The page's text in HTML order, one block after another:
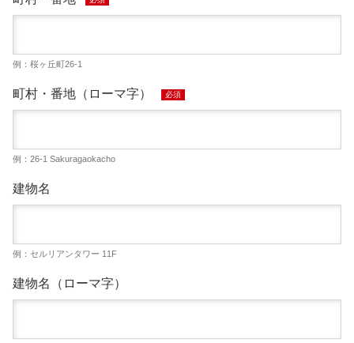
例：桜ヶ丘町26-1
町村・番地（ローマ字） 必須
例：26-1 Sakuragaokacho
建物名
例：セルリアンタワー 11F
建物名（ローマ字）